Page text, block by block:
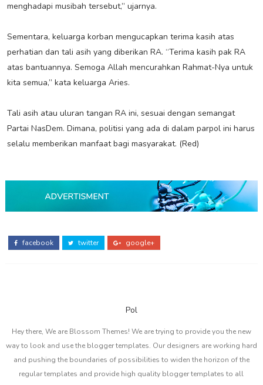
menghadapi musibah tersebut,” ujarnya.
Sementara, keluarga korban mengucapkan terima kasih atas
perhatian dan tali asih yang diberikan RA. “Terima kasih pak RA
atas bantuannya. Semoga Allah mencurahkan Rahmat-Nya untuk
kita semua,” kata keluarga Aries.
Tali asih atau uluran tangan RA ini, sesuai dengan semangat
Partai NasDem. Dimana, politisi yang ada di dalam parpol ini harus
selalu memberikan manfaat bagi masyarakat. (Red)
facebook twitter google+
Pol
Hey there, We are Blossom Themes! We are trying to provide you the new
way to look and use the blogger templates. Our designers are working hard
and pushing the boundaries of possibilities to widen the horizon of the
regular templates and provide high quality blogger templates to all